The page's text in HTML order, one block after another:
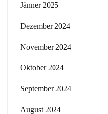
Jänner 2025
Dezember 2024
November 2024
Oktober 2024
September 2024
August 2024